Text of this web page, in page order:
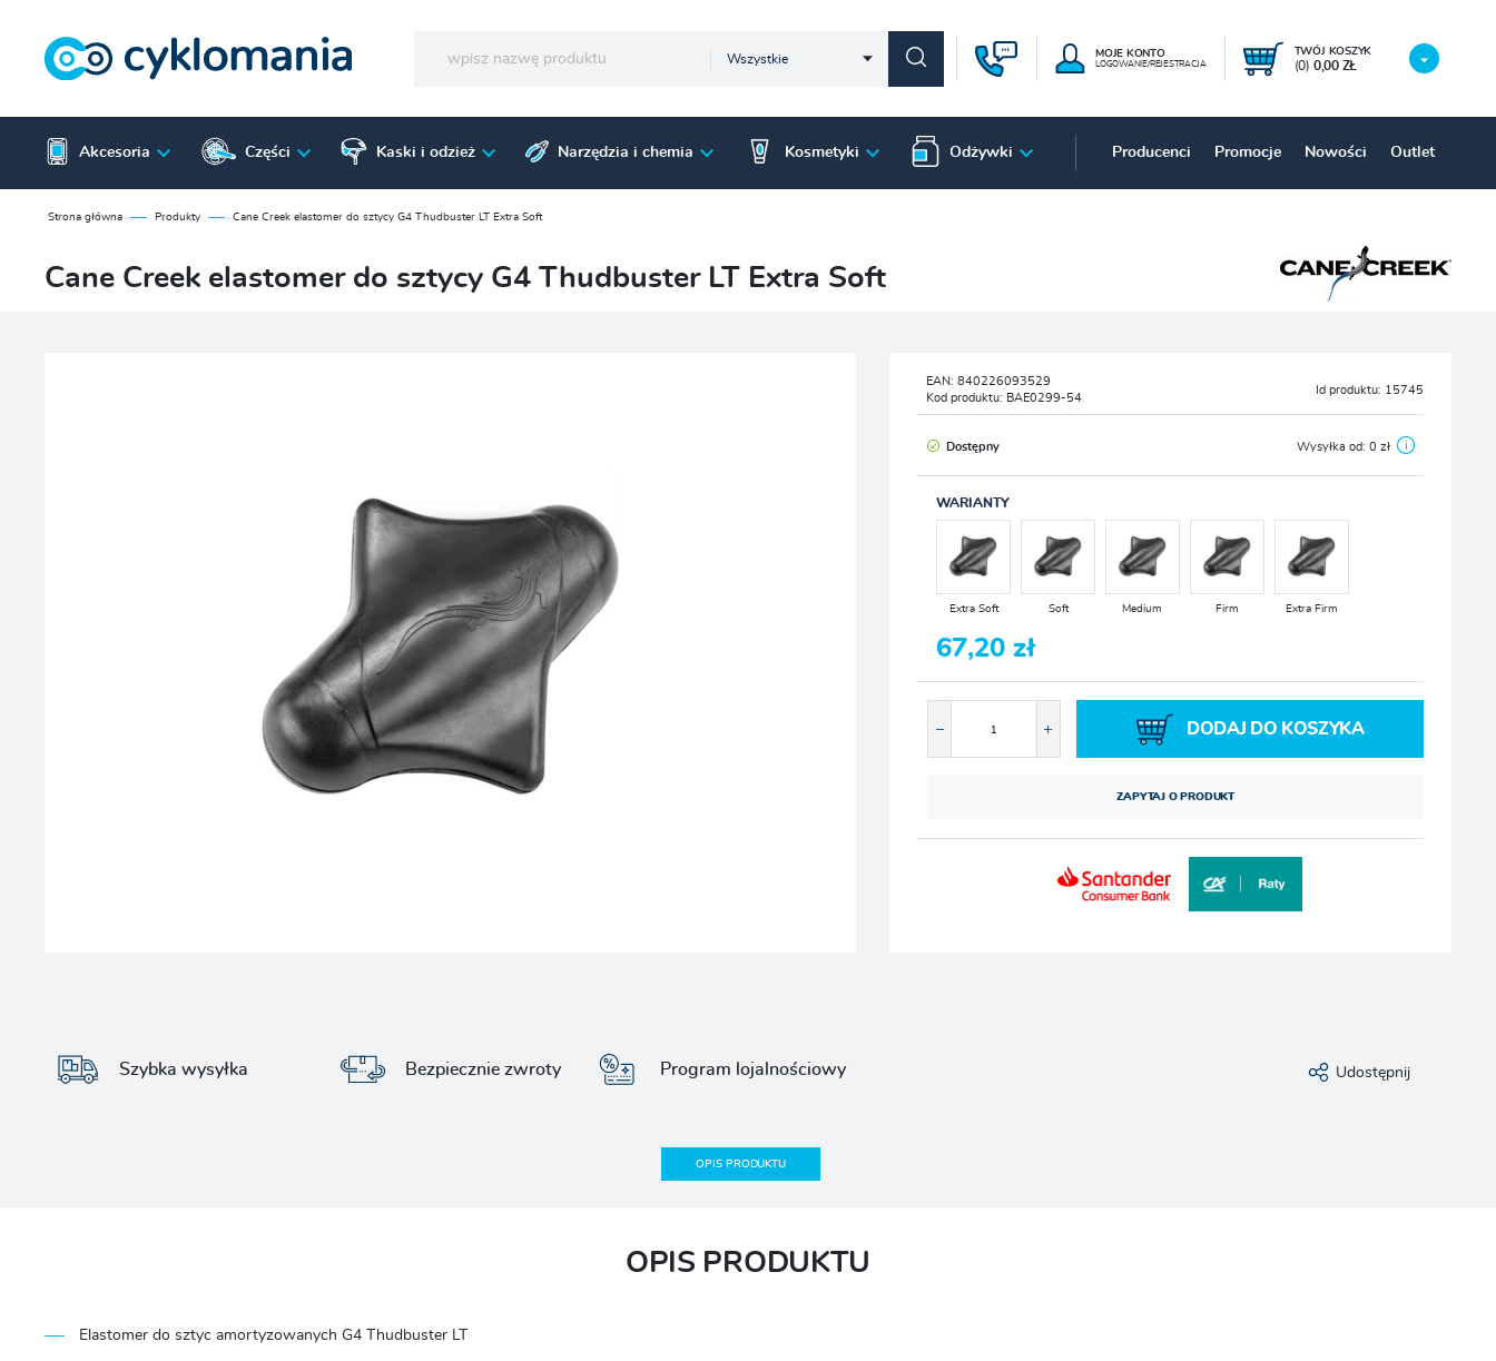
Wszystkie MOJE KONTO
LOGOWANIE/REJESTRACJA
TWÓJ KOSZYK
(0) 0,00 ZŁ
Akcesoria Części Kaski i odzież Narzędzia i chemia Kosmetyki Odżywki Producenci Promocje Nowości Outlet
Strona główna Produkty Cane Creek elastomer do sztycy G4 Thudbuster LT Extra Soft
Cane Creek elastomer do sztycy G4 Thudbuster LT Extra Soft
EAN:840226093529
Kod produktu: BAE0299-54
Id produktu: 15745
Dostępny Wysyłka od: 0 zł
WARIANTY
Extra Soft Soft Medium Firm Extra Firm
67,20 zł
DODAJ DO KOSZYKA
ZAPYTAJ O PRODUKT
Szybka wysyłka Bezpiecznie zwroty Program lojalnościowy Udostępnij
OPIS PRODUKTU
OPIS PRODUKTU
Elastomer do sztyc amortyzowanych G4 Thudbuster LT